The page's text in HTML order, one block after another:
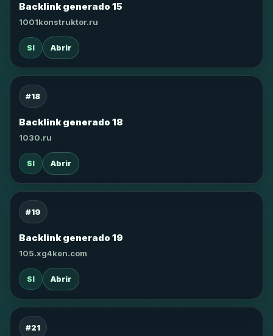
Backlink generado 15
1001konstruktor.ru
SI Abrir
#18
Backlink generado 18
1030.ru
SI Abrir
#19
Backlink generado 19
105.xg4ken.com
SI Abrir
#21